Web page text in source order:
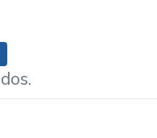
opciones de búsqueda